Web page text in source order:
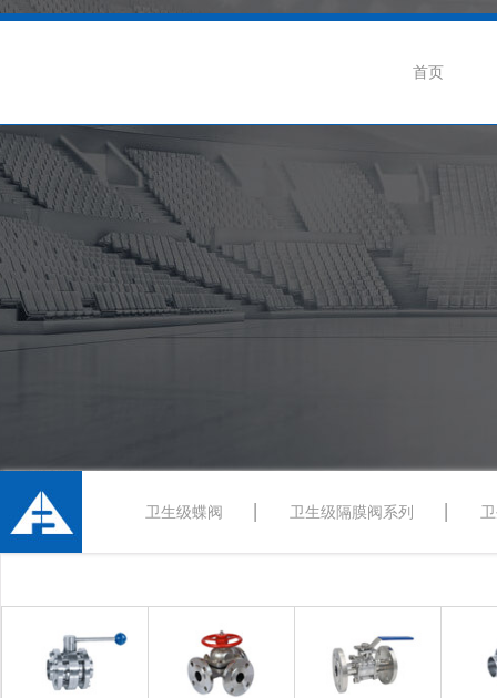
首页
企业荣誉
生产基地
蝶阀 卫生级隔膜阀系列 卫生级球阀系
卫生级蝶阀 卫生级隔膜阀系列